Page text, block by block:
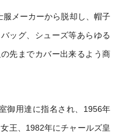
メーカーから脱却し、帽子
ッグ、シューズ等あらゆる
先までカバー出来るよう商
御用達に指名され、1956年
王、1982年にチャールズ皇